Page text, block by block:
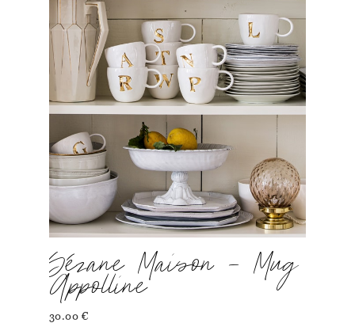
Sézane Maison – Mug
Appolline
30.00 €